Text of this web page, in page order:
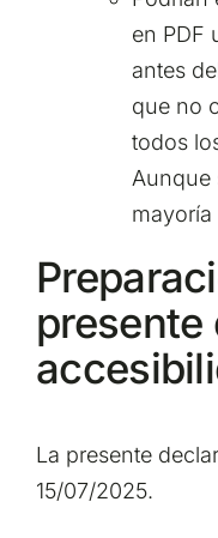
en PDF
antes
que no
todos
Aunque
presente
La presente
15/07/2025.